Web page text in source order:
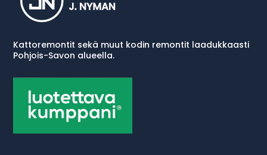
Kattoremontit sekä muut kodin remontit laadukkaasti
Pohjois-Savon alueella.